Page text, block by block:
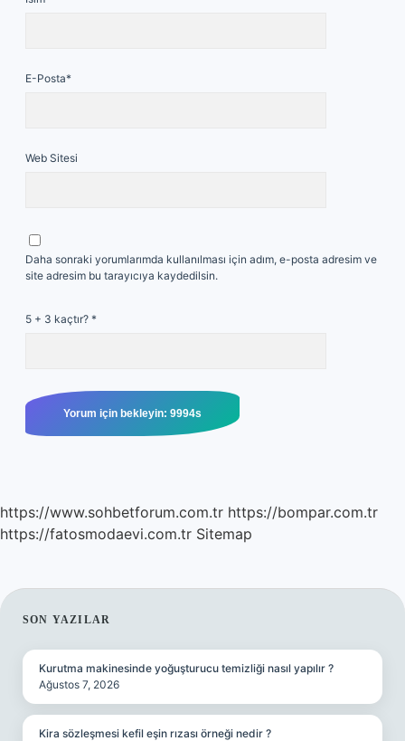
E-Posta*
Web Sitesi
Daha sonraki yorumlarımda kullanılması için adım, e-posta adresim ve
site adresim bu tarayıcıya kaydedilsin.
5 + 3 kaçtır? *
https://www.sohbetforum.com.tr https://bompar.com.tr
https://fatosmodaevi.com.tr Sitemap
SIDEBAR
SON YAZILAR
Kurutma makinesinde yoğuşturucu temizliği nasıl yapılır ?
Ağustos 7, 2026
Kira sözleşmesi kefil eşin rızası örneği nedir ?